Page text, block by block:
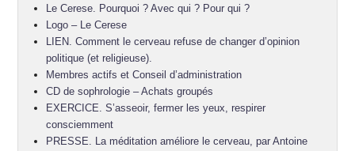
Le Cerese. Pourquoi ? Avec qui ? Pour qui ?
Logo – Le Cerese
LIEN. Comment le cerveau refuse de changer d’opinion
politique (et religieuse).
Membres actifs et Conseil d’administration
CD de sophrologie – Achats groupés
EXERCICE. S’asseoir, fermer les yeux, respirer
consciemment
PRESSE. La méditation améliore le cerveau, par Antoine